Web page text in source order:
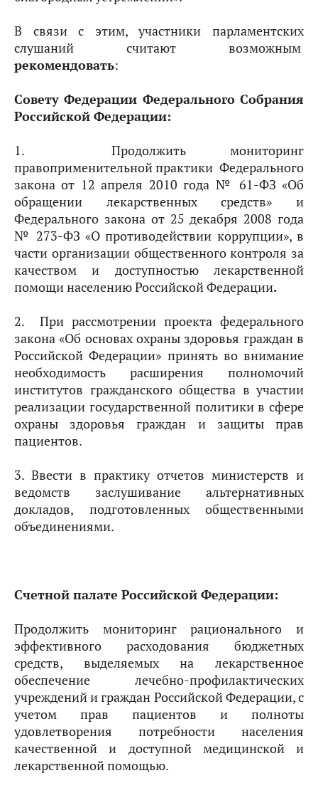
В связи с этим, участники парламентских
слушаний считают возможным
рекомендовать:
Совету Федерации Федерального Собрания
Российской Федерации:
1. Продолжить мониторинг
правоприменительной практики Федерального
закона от 12 апреля 2010 года № 61-ФЗ «Об
обращении лекарственных средств» и
Федерального закона от 25 декабря 2008 года
№ 273-ФЗ «О противодействии коррупции», в
части организации общественного контроля за
качеством и доступностью лекарственной
помощи населению Российской Федерации.
2. При рассмотрении проекта федерального
закона «Об основах охраны здоровья граждан в
Российской Федерации» принять во внимание
необходимость расширения полномочий
институтов гражданского общества в участии
реализации государственной политики в сфере
охраны здоровья граждан и защиты прав
пациентов.
3. Ввести в практику отчетов министерств и
ведомств заслушивание альтернативных
докладов, подготовленных общественными
объединениями.
Счетной палате Российской Федерации:
Продолжить мониторинг рационального и
эффективного расходования бюджетных
средств, выделяемых на лекарственное
обеспечение лечебно-профилактических
учреждений и граждан Российской Федерации, с
учетом прав пациентов и полноты
удовлетворения потребности населения
качественной и доступной медицинской и
лекарственной помощью.